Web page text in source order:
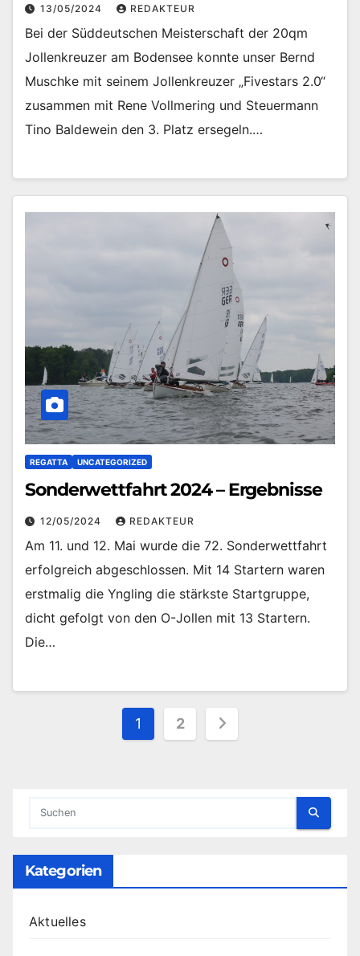
13/05/2024 REDAKTEUR
Bei der Süddeutschen Meisterschaft der 20qm
Jollenkreuzer am Bodensee konnte unser Bernd
Muschke mit seinem Jollenkreuzer „Fivestars 2.0“
zusammen mit Rene Vollmering und Steuermann
Tino Baldewein den 3. Platz ersegeln.…
REGATTA UNCATEGORIZED
Sonderwettfahrt 2024 – Ergebnisse
12/05/2024 REDAKTEUR
Am 11. und 12. Mai wurde die 72. Sonderwettfahrt
erfolgreich abgeschlossen. Mit 14 Startern waren
erstmalig die Yngling die stärkste Startgruppe,
dicht gefolgt von den O-Jollen mit 13 Startern.
Die…
1 2
Kategorien
Aktuelles